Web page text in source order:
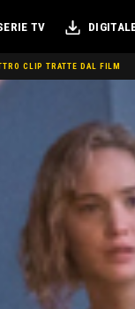
TV
CLIP TRATTE DAL FILM